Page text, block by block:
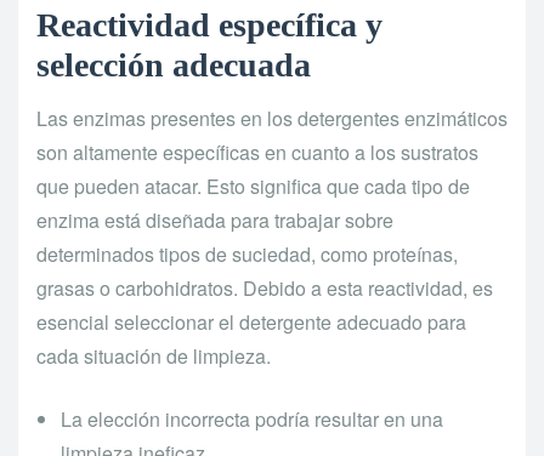
Reactividad específica y
selección adecuada
Las enzimas presentes en los detergentes enzimáticos
son altamente específicas en cuanto a los sustratos
que pueden atacar. Esto significa que cada tipo de
enzima está diseñada para trabajar sobre
determinados tipos de suciedad, como proteínas,
grasas o carbohidratos. Debido a esta reactividad, es
esencial seleccionar el detergente adecuado para
cada situación de limpieza.
La elección incorrecta podría resultar en una